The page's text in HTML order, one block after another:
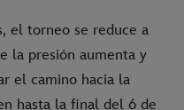
el torneo se reduce a
la presión aumenta y
el camino hacia la
hasta la final del 6 de